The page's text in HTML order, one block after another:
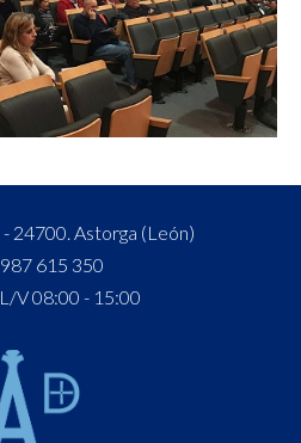
24700. Astorga (León)
615 350
V 08:00 - 15:00